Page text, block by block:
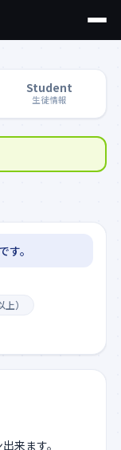
Student
生徒情報
す。
）